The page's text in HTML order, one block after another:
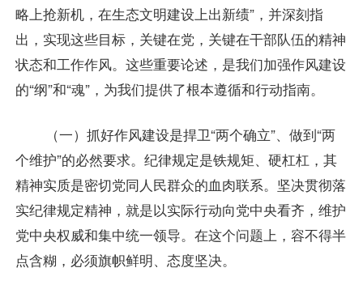
略上抢新机，在生态文明建设上出新绩”，并深刻指
出，实现这些目标，关键在党，关键在干部队伍的精神
状态和工作作风。这些重要论述，是我们加强作风建设
的“纲”和“魂”，为我们提供了根本遵循和行动指南。
（一）抓好作风建设是捍卫“两个确立”、做到“两
个维护”的必然要求。纪律规定是铁规矩、硬杠杠，其
精神实质是密切党同人民群众的血肉联系。坚决贯彻落
实纪律规定精神，就是以实际行动向党中央看齐，维护
党中央权威和集中统一领导。在这个问题上，容不得半
点含糊，必须旗帜鲜明、态度坚决。